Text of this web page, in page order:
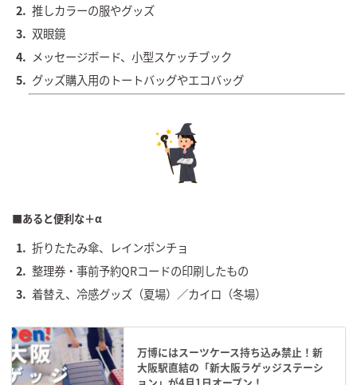
推しカラーの服やグッズ
双眼鏡
メッセージボード、小型スケッチブック
グッズ購入用のトートバッグやエコバッグ
■あると便利な＋α
折りたたみ傘、レインポンチョ
整理券・事前予約QRコードの印刷したもの
着替え、冷感グッズ（夏場）／カイロ（冬場）
万博にはスーツケース持ち込み禁止！新
大阪駅直結の「新大阪ラゲッジステーシ
ョン」が4月1日オープン！